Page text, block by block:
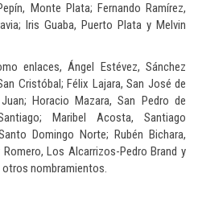
Monte Plata; Fernando Ramírez,
Iris Guaba, Puerto Plata y Melvin
enlaces, Ángel Estévez, Sánchez
Cristóbal; Félix Lajara, San José de
Horacio Mazara, San Pedro de
Maribel Acosta, Santiago
Domingo Norte; Rubén Bichara,
Los Alcarrizos-Pedro Brand y
otros nombramientos.